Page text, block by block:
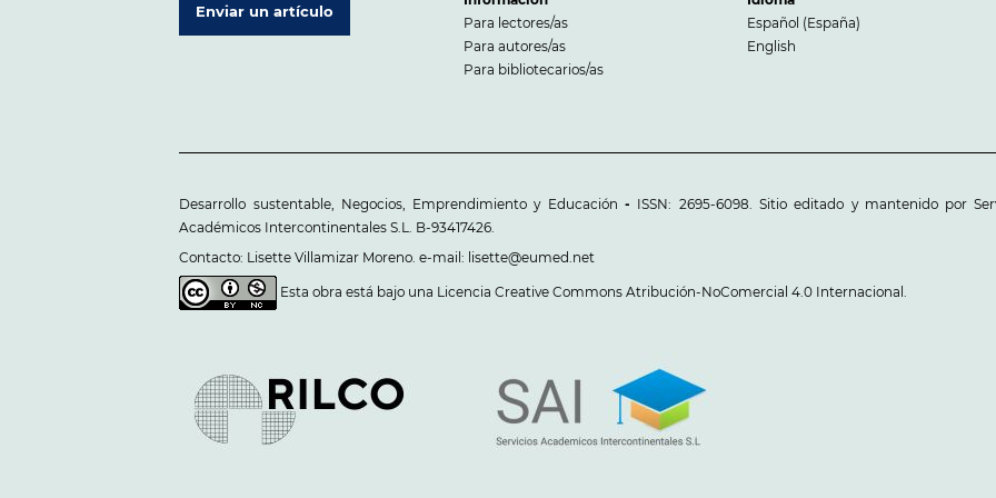
Enviar un artículo
Para lectores/as
Para autores/as
Para bibliotecarios/as
Español (España)
English
Desarrollo sustentable, Negocios, Emprendimiento y Educación - ISSN: 2695-6098. Sitio editado y mantenido por
Académicos Intercontinentales S.L. B-93417426.
Contacto: Lisette Villamizar Moreno. e-mail: lisette@eumed.net
Esta obra está bajo una Licencia Creative Commons Atribución-NoComercial 4.0 Internacional